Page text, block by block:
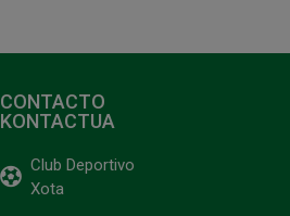
CONTACTO
KONTACTUA
Club Deportivo
Xota